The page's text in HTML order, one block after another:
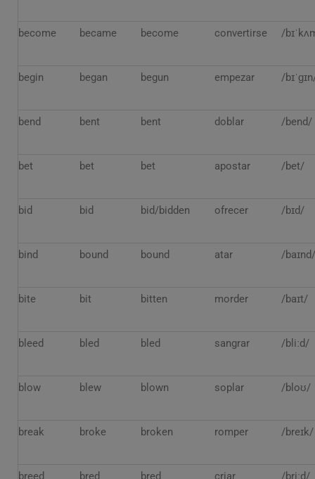
become became become convertirse /
begin began begun empezar /
bend bent bent doblar /bend/
bet bet bet apostar /bet/
bid bid bid/bidden ofrecer /bɪd/
bind bound bound atar /baɪnd/
bite bit bitten morder /baɪt/
bleed bled bled sangrar /bliːd/
blow blew blown soplar /bloʊ/
break broke broken romper /breɪk/
breed bred bred criar /briːd/